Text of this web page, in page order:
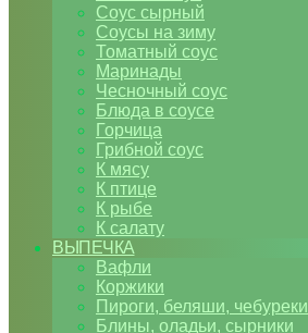
Соус сырный
Соусы на зиму
Томатный соус
Маринады
Чесночный соус
Блюда в соусе
Горчица
Грибной соус
К мясу
К птице
К рыбе
К салату
ВЫПЕЧКА
Вафли
Коржики
Пироги, беляши, чебуреки
Блины, оладьи, сырники